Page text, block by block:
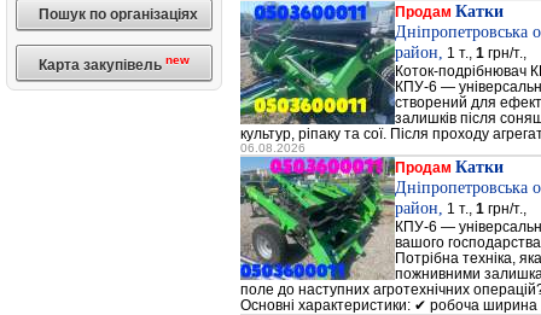
Пошук по організаціях
Карта закупівель new
Продам Катки
Дніпропетровська
район, 1 т., 1 грн/т.,
Коток-подрібнювач
КПУ-6 —
створений для
залишків після
культур, ріпаку та сої. Після проходу
06.08.2026
Продам Катки
Дніпропетровська
район, 1 т., 1 грн/т.,
КПУ-6 —
вашого господарства
Потрібна техніка,
пожнивними
поле до наступних агротехнічних
Основні характеристики: ✔ робоча